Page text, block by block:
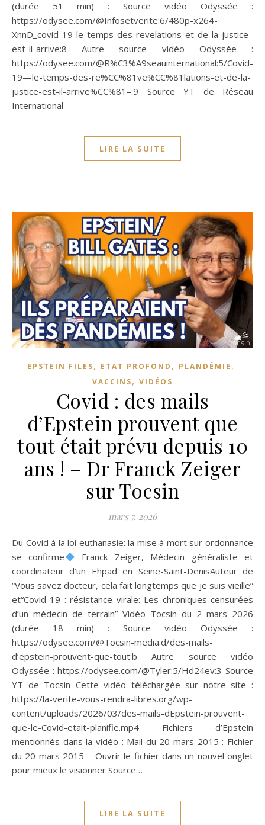
(durée 51 min) : Source vidéo Odyssée :
https://odysee.com/@Infosetverite:6/480p-x264-
XnnD_covid-19-le-temps-des-revelations-et-de-la-justice-
est-il-arrive:8 Autre source vidéo Odyssée :
https://odysee.com/@R%C3%A9seauinternational:5/Covid-
19—le-temps-des-re%CC%81ve%CC%81lations-et-de-la-
justice-est-il-arrive%CC%81–:9 Source YT de Réseau
International
LIRE LA SUITE
EPSTEIN FILES, ETAT PROFOND , PLANDÉMIE ,
VACCINS, VIDÉOS
Covid : des mails
d’Epstein prouvent que
tout était prévu depuis 10
ans ! – Dr Franck Zeiger
sur Tocsin
mars 7, 2026
Du Covid à la loi euthanasie: la mise à mort sur ordonnance
se confirme
Franck Zeiger, Médecin généraliste et
coordinateur d’un Ehpad en Seine-Saint-DenisAuteur de
“Vous savez docteur, cela fait longtemps que je suis vieille”
et“Covid 19 : résistance virale: Les chroniques censurées
d’un médecin de terrain” Vidéo Tocsin du 2 mars 2026
(durée 18 min) : Source vidéo Odyssée :
https://odysee.com/@Tocsin-media:d/des-mails-
d’epstein-prouvent-que-tout:b Autre source vidéo
Odyssée : https://odysee.com/@Tyler:5/Hd24ev:3 Source
YT de Tocsin Cette vidéo téléchargée sur notre site :
https://la-verite-vous-rendra-libres.org/wp-
content/uploads/2026/03/des-mails-dEpstein-prouvent-
que-le-Covid-etait-planifie.mp4 Fichiers d’Epstein
mentionnés dans la vidéo : Mail du 20 mars 2015 : Fichier
du 20 mars 2015 – Ouvrir le fichier dans un nouvel onglet
pour mieux le visionner Source…
LIRE LA SUITE